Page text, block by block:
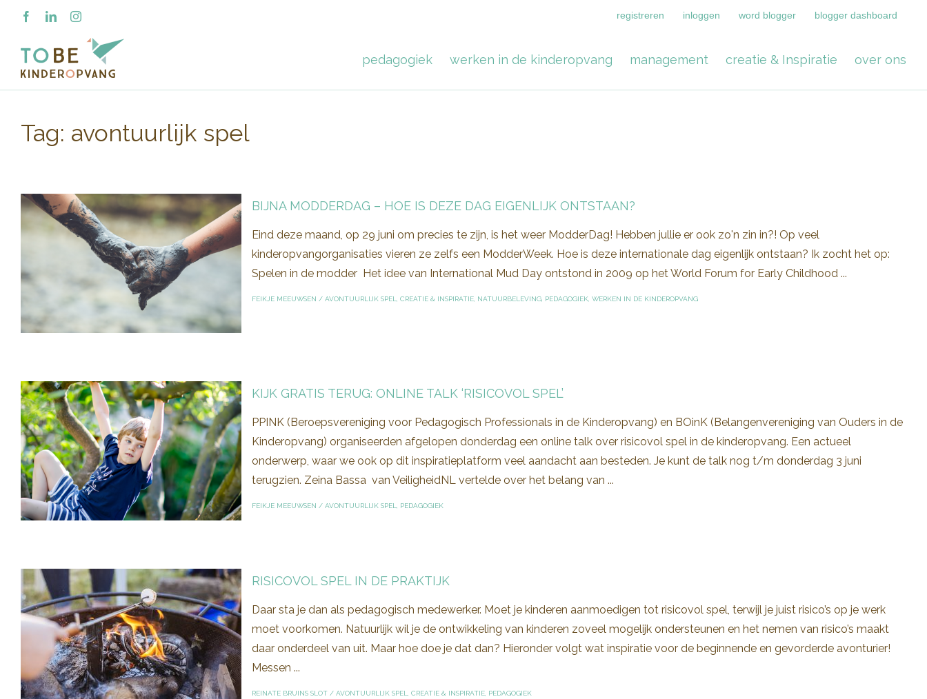
inhoud
FacebookLinkedInInstagram registreren inloggen word blogger blogger dashboard
pedagogiek werken in de kinderopvang management creatie & Inspiratie over ons
Tag: avontuurlijk spel
BIJNA MODDERDAG – HOE IS DEZE DAG EIGENLIJK ONTSTAAN?
Eind deze maand, op 29 juni om precies te zijn, is het weer ModderDag! Hebben jullie er ook zo'n zin in?! Op veel
kinderopvangorganisaties vieren ze zelfs een ModderWeek. Hoe is deze internationale dag eigenlijk ontstaan? Ik zocht het op:
Spelen in de modder Het idee van International Mud Day ontstond in 2009 op het World Forum for Early Childhood ...
FEIKJE MEEUWSEN / AVONTUURLIJK SPEL CREATIE & INSPIRATIE NATUURBELEVING PEDAGOGIEK WERKEN IN DE KINDEROPVANG
KIJK GRATIS TERUG: ONLINE TALK ‘RISICOVOL SPEL’
PPINK (Beroepsvereniging voor Pedagogisch Professionals in de Kinderopvang) en BOinK (Belangenvereniging van Ouders in de
Kinderopvang) organiseerden afgelopen donderdag een online talk over risicovol spel in de kinderopvang. Een actueel
onderwerp, waar we ook op dit inspiratieplatform veel aandacht aan besteden. Je kunt de talk nog t/m donderdag 3 juni
terugzien. Zeina Bassa van VeiligheidNL vertelde over het belang van ...
FEIKJE MEEUWSEN / AVONTUURLIJK SPEL PEDAGOGIEK
RISICOVOL SPEL IN DE PRAKTIJK
Daar sta je dan als pedagogisch medewerker. Moet je kinderen aanmoedigen tot risicovol spel, terwijl je juist risico’s op je werk
moet voorkomen. Natuurlijk wil je de ontwikkeling van kinderen zoveel mogelijk ondersteunen en het nemen van risico’s maakt
daar onderdeel van uit. Maar hoe doe je dat dan? Hieronder volgt wat inspiratie voor de beginnende en gevorderde avonturier!
Messen ...
REINATE BRUINS SLOT / AVONTUURLIJK SPEL CREATIE & INSPIRATIE PEDAGOGIEK